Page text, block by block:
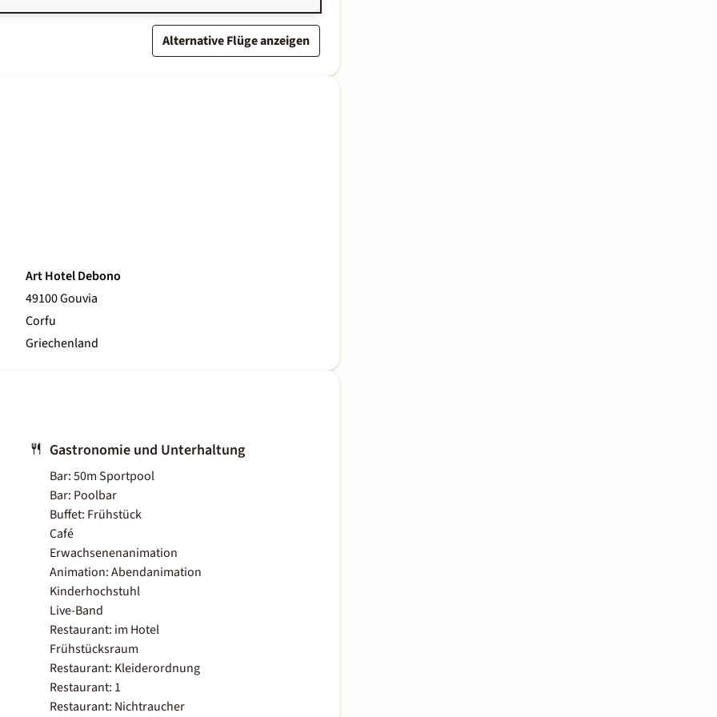
Alternative Flüge anzeigen
Art Hotel Debono
49100 Gouvia
Corfu
Griechenland
Gastronomie und Unterhaltung
Bar: 50m Sportpool
Bar: Poolbar
Buffet: Frühstück
Café
Erwachsenenanimation
Animation: Abendanimation
Kinderhochstuhl
Live-Band
Restaurant: im Hotel
Frühstücksraum
Restaurant: Kleiderordnung
Restaurant: 1
Restaurant: Nichtraucher